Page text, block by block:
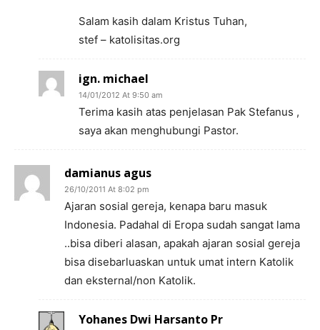
Salam kasih dalam Kristus Tuhan,
stef – katolisitas.org
ign. michael
14/01/2012 At 9:50 am
Terima kasih atas penjelasan Pak Stefanus ,
saya akan menghubungi Pastor.
damianus agus
26/10/2011 At 8:02 pm
Ajaran sosial gereja, kenapa baru masuk
Indonesia. Padahal di Eropa sudah sangat lama
..bisa diberi alasan, apakah ajaran sosial gereja
bisa disebarluaskan untuk umat intern Katolik
dan eksternal/non Katolik.
Yohanes Dwi Harsanto Pr